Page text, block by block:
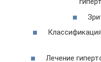
Лечение